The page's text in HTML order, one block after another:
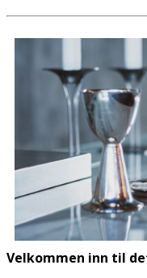
Velkommen inn til